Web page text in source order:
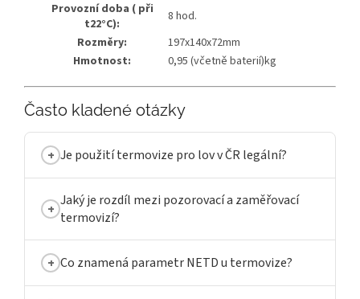
Provozní doba ( při
t22°C):
8 hod.
Rozměry:
197x140x72mm
Hmotnost:
0,95 (včetně baterií)kg
Často kladené otázky
Je použití termovize pro lov v ČR legální?
Jaký je rozdíl mezi pozorovací a zaměřovací
termovizí?
Co znamená parametr NETD u termovize?